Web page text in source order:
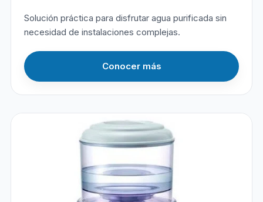
Solución práctica para disfrutar agua purificada sin
necesidad de instalaciones complejas.
Conocer más